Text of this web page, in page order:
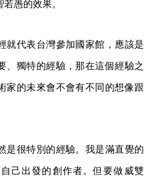
愚的效果。
就代表台灣參加國家館，應該是
、獨特的經驗，那在這個經驗之
家的未來會不會有不同的想像跟
是很特別的經驗。我是滿直覺的
己出發的創作者。但要做威雙